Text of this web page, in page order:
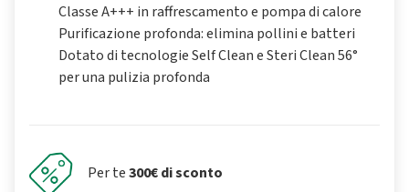
Classe A+++ in raffrescamento e pompa di calore
Purificazione profonda: elimina pollini e batteri
Dotato di tecnologie Self Clean e Steri Clean 56°
per una pulizia profonda
Per te300€ di sconto